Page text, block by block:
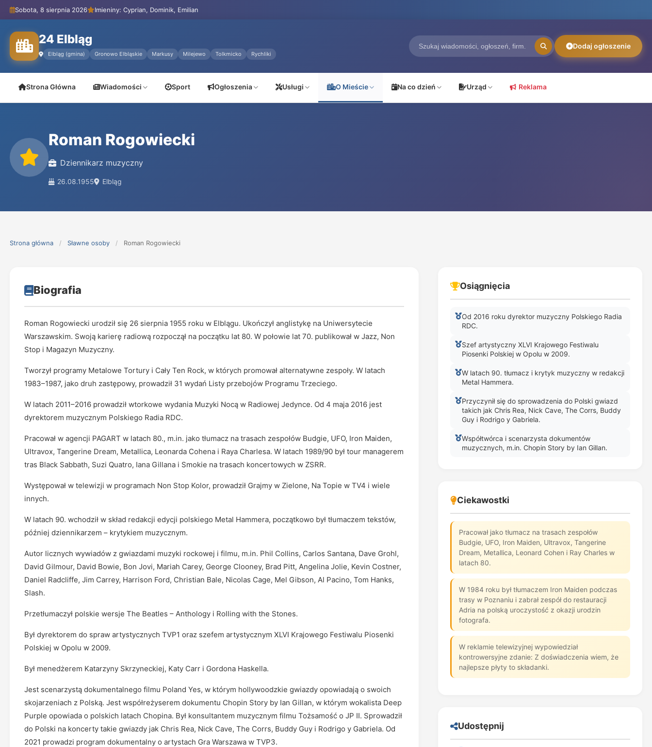
Sobota, 8 sierpnia 2026 Imieniny: Cyprian, Dominik, Emilian
24 Elbląg
Elbląg (gmina) Gronowo Elbląskie Markusy Milejewo Tolkmicko Rychliki
Dodaj ogłoszenie
Strona Główna Wiadomości Sport Ogłoszenia Usługi O Mieście Na co dzień Urząd Reklama
Roman Rogowiecki
Dziennikarz muzyczny
26.08.1955 Elbląg
Strona główna / Sławne osoby / Roman Rogowiecki
Biografia
Roman Rogowiecki urodził się 26 sierpnia 1955 roku w Elblągu. Ukończył anglistykę na Uniwersytecie
Warszawskim. Swoją karierę radiową rozpoczął na początku lat 80. W połowie lat 70. publikował w Jazz, Non
Stop i Magazyn Muzyczny.
Tworzył programy Metalowe Tortury i Cały Ten Rock, w których promował alternatywne zespoły. W latach
1983–1987, jako druh zastępowy, prowadził 31 wydań Listy przebojów Programu Trzeciego.
W latach 2011–2016 prowadził wtorkowe wydania Muzyki Nocą w Radiowej Jedynce. Od 4 maja 2016 jest
dyrektorem muzycznym Polskiego Radia RDC.
Pracował w agencji PAGART w latach 80., m.in. jako tłumacz na trasach zespołów Budgie, UFO, Iron Maiden,
Ultravox, Tangerine Dream, Metallica, Leonarda Cohena i Raya Charlesa. W latach 1989/90 był tour managerem
tras Black Sabbath, Suzi Quatro, Iana Gillana i Smokie na trasach koncertowych w ZSRR.
Występował w telewizji w programach Non Stop Kolor, prowadził Grajmy w Zielone, Na Topie w TV4 i wiele
innych.
W latach 90. wchodził w skład redakcji edycji polskiego Metal Hammera, początkowo był tłumaczem tekstów,
później dziennikarzem – krytykiem muzycznym.
Autor licznych wywiadów z gwiazdami muzyki rockowej i filmu, m.in. Phil Collins, Carlos Santana, Dave Grohl,
David Gilmour, David Bowie, Bon Jovi, Mariah Carey, George Clooney, Brad Pitt, Angelina Jolie, Kevin Costner,
Daniel Radcliffe, Jim Carrey, Harrison Ford, Christian Bale, Nicolas Cage, Mel Gibson, Al Pacino, Tom Hanks,
Slash.
Przetłumaczył polskie wersje The Beatles – Anthology i Rolling with the Stones.
Był dyrektorem do spraw artystycznych TVP1 oraz szefem artystycznym XLVI Krajowego Festiwalu Piosenki
Polskiej w Opolu w 2009.
Był menedżerem Katarzyny Skrzyneckiej, Katy Carr i Gordona Haskella.
Jest scenarzystą dokumentalnego filmu Poland Yes, w którym hollywoodzkie gwiazdy opowiadają o swoich
skojarzeniach z Polską. Jest współreżyserem dokumentu Chopin Story by Ian Gillan, w którym wokalista Deep
Purple opowiada o polskich latach Chopina. Był konsultantem muzycznym filmu Tożsamość o JP II. Sprowadził
do Polski na koncerty takie gwiazdy jak Chris Rea, Nick Cave, The Corrs, Buddy Guy i Rodrigo y Gabriela. Od
2021 prowadzi program dokumentalny o artystach Gra Warszawa w TVP3.
Osiągnięcia
Od 2016 roku dyrektor muzyczny Polskiego Radia
RDC.
Szef artystyczny XLVI Krajowego Festiwalu
Piosenki Polskiej w Opolu w 2009.
W latach 90. tłumacz i krytyk muzyczny w redakcji
Metal Hammera.
Przyczynił się do sprowadzenia do Polski gwiazd
takich jak Chris Rea, Nick Cave, The Corrs, Buddy
Guy i Rodrigo y Gabriela.
Współtwórca i scenarzysta dokumentów
muzycznych, m.in. Chopin Story by Ian Gillan.
Ciekawostki
Pracował jako tłumacz na trasach zespołów
Budgie, UFO, Iron Maiden, Ultravox, Tangerine
Dream, Metallica, Leonard Cohen i Ray Charles w
latach 80.
W 1984 roku był tłumaczem Iron Maiden podczas
trasy w Poznaniu i zabrał zespół do restauracji
Adria na polską uroczystość z okazji urodzin
fotografa.
W reklamie telewizyjnej wypowiedział
kontrowersyjne zdanie: Z doświadczenia wiem, że
najlepsze płyty to składanki.
Udostępnij